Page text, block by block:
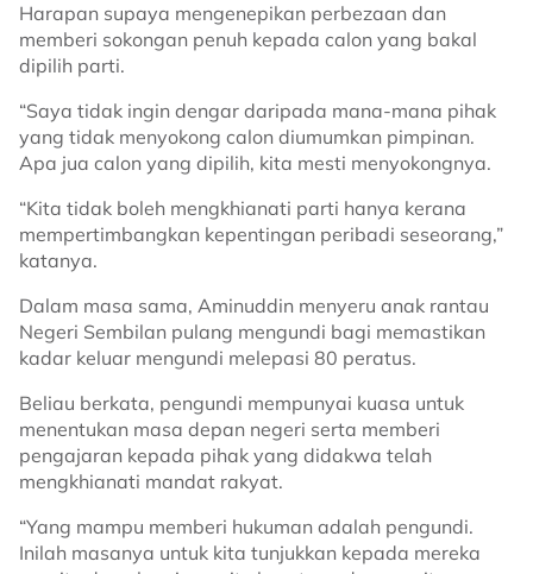
Harapan supaya mengenepikan perbezaan dan
memberi sokongan penuh kepada calon yang bakal
dipilih parti.
“Saya tidak ingin dengar daripada mana-mana pihak
yang tidak menyokong calon diumumkan pimpinan.
Apa jua calon yang dipilih, kita mesti menyokongnya.
“Kita tidak boleh mengkhianati parti hanya kerana
mempertimbangkan kepentingan peribadi seseorang,”
katanya.
Dalam masa sama, Aminuddin menyeru anak rantau
Negeri Sembilan pulang mengundi bagi memastikan
kadar keluar mengundi melepasi 80 peratus.
Beliau berkata, pengundi mempunyai kuasa untuk
menentukan masa depan negeri serta memberi
pengajaran kepada pihak yang didakwa telah
mengkhianati mandat rakyat.
“Yang mampu memberi hukuman adalah pengundi.
Inilah masanya untuk kita tunjukkan kepada mereka